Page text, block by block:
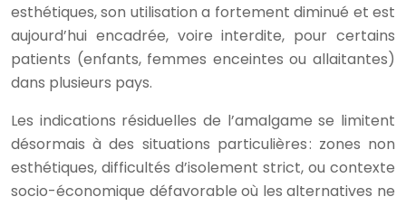
esthétiques, son utilisation a fortement diminué et est
aujourd’hui encadrée, voire interdite, pour certains
patients (enfants, femmes enceintes ou allaitantes)
dans plusieurs pays.
Les indications résiduelles de l’amalgame se limitent
désormais à des situations particulières : zones non
esthétiques, difficultés d’isolement strict, ou contexte
socio-économique défavorable où les alternatives ne